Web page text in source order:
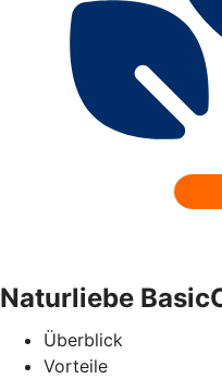
Naturliebe
Überblick
Vorteile